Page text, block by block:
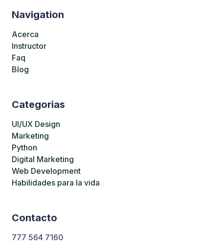
Navigation
Acerca
Instructor
Faq
Blog
Categorias
UI/UX Design
Marketing
Python
Digital Marketing
Web Development
Habilidades para la vida
Contacto
777 564 7160